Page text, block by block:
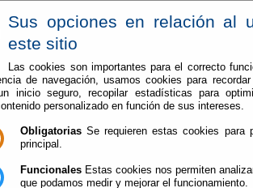
Sus opciones en relación al
este sitio
Las cookies son importantes para el correcto
de navegación, usamos cookies para
inicio seguro, recopilar estadísticas para
personalizado en función de sus intereses.
Obligatorias Se requieren estas cookies para
principal.
Funcionales Estas cookies nos permiten
que podamos medir y mejorar el funcionamiento.
Vive en Berja
en breve la reparación de la cubierta del CEIP San Tesifón
en breve la